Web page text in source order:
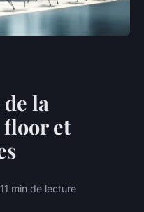
de la
floor et
11 min de lecture